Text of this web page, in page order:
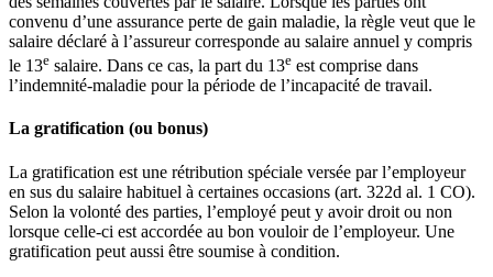
convenu d’une assurance perte de gain maladie, la règle veut que le
salaire déclaré à l’assureur corresponde au salaire annuel y compris
le 13e salaire. Dans ce cas, la part du 13e est comprise dans
l’indemnité-maladie pour la période de l’incapacité de travail.
La gratification (ou bonus)
La gratification est une rétribution spéciale versée par l’employeur
en sus du salaire habituel à certaines occasions (art. 322d al. 1 CO).
Selon la volonté des parties, l’employé peut y avoir droit ou non
lorsque celle-ci est accordée au bon vouloir de l’employeur. Une
gratification peut aussi être soumise à condition.